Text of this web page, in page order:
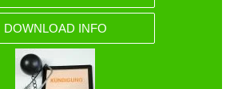
DOWNLOAD INFO